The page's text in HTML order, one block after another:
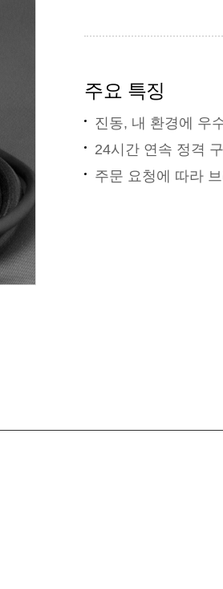
주요 특징
진동, 내 환경에 우
24시간 연속 정격
주문 요청에 따라